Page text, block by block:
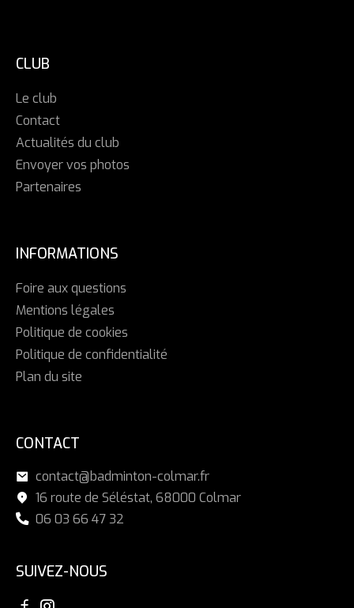
CLUB
Le club
Contact
Actualités du club
Envoyer vos photos
Partenaires
INFORMATIONS
Foire aux questions
Mentions légales
Politique de cookies
Politique de confidentialité
Plan du site
CONTACT
contact@badminton-colmar.fr
16 route de Séléstat, 68000 Colmar
06 03 66 47 32
SUIVEZ-NOUS